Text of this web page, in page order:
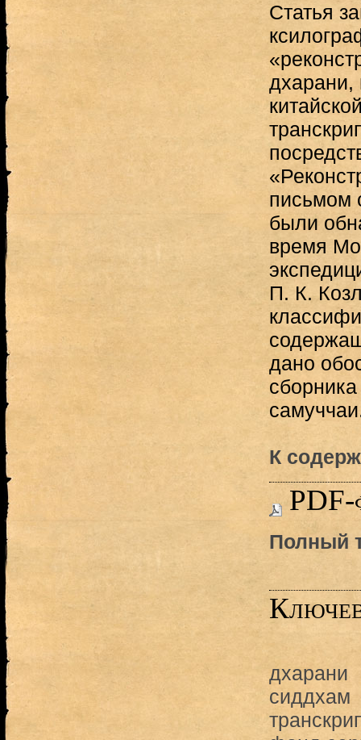
Статья
дхарани,
письмом
были
время
П. К.
дано
К
PDF-
Полный
дхарани
сиддхам